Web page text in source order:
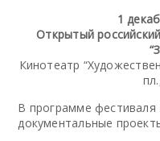
1
Открытый
Кинотеатр
В программе
документальные